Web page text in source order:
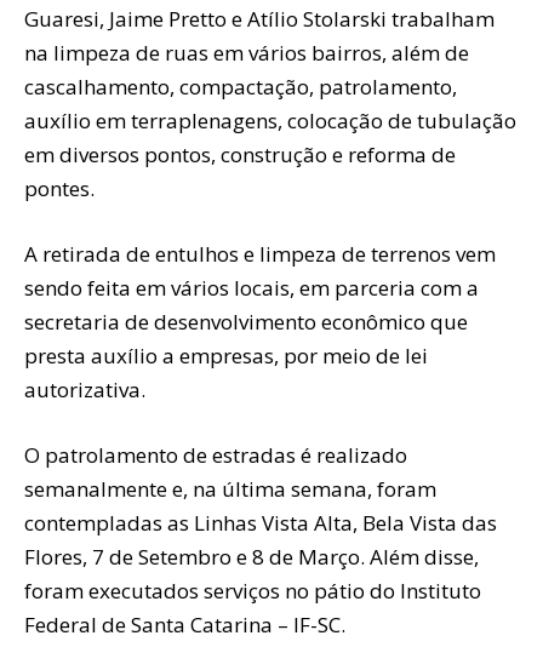
Guaresi, Jaime Pretto e Atílio Stolarski trabalham
na limpeza de ruas em vários bairros, além de
cascalhamento, compactação, patrolamento,
auxílio em terraplenagens, colocação de tubulação
em diversos pontos, construção e reforma de
pontes.
A retirada de entulhos e limpeza de terrenos vem
sendo feita em vários locais, em parceria com a
secretaria de desenvolvimento econômico que
presta auxílio a empresas, por meio de lei
autorizativa.
O patrolamento de estradas é realizado
semanalmente e, na última semana, foram
contempladas as Linhas Vista Alta, Bela Vista das
Flores, 7 de Setembro e 8 de Março. Além disse,
foram executados serviços no pátio do Instituto
Federal de Santa Catarina – IF-SC.